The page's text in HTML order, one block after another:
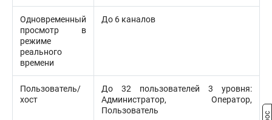
Одновременный
просмотр в
режиме
реального
времени
До 6 каналов
Пользователь/
хост
До 32 пользователей 3 уровня:
Администратор, Оператор,
Пользователь